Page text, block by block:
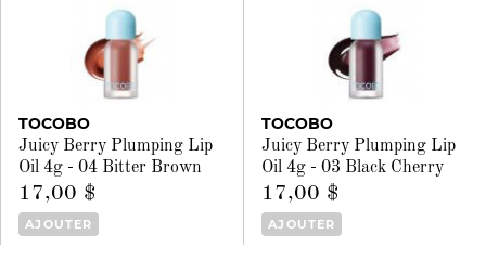
TOCOBO
Juicy Berry Plumping Lip
Oil 4g - 04 Bitter Brown
17,00 $
AJOUTER
TOCOBO
Juicy Berry Plumping Lip
Oil 4g - 03 Black Cherry
17,00 $
AJOUTER